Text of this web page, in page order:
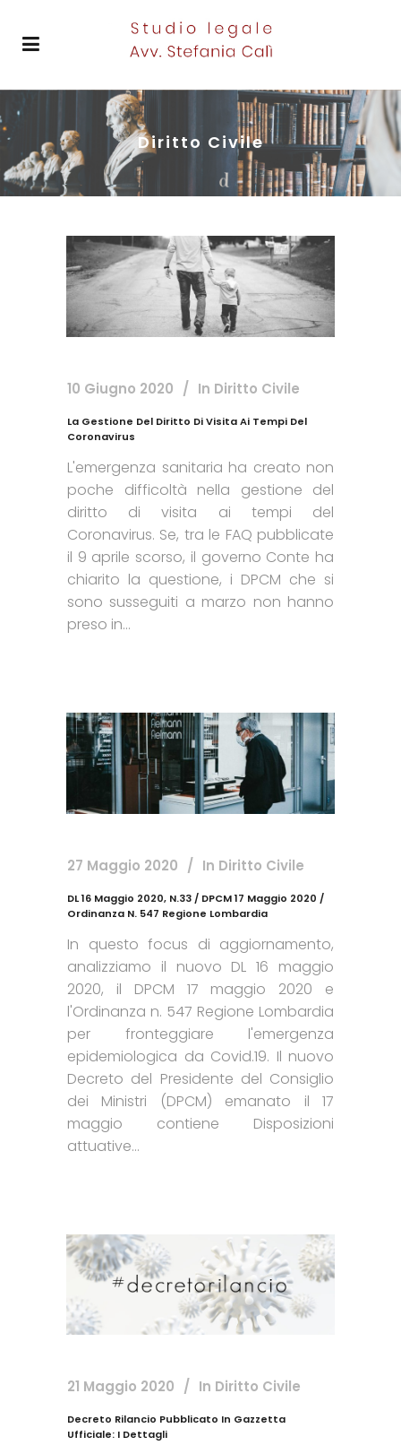
Diritto Civile
10 Giugno 2020 In Diritto Civile
La Gestione Del Diritto Di Visita Ai Tempi Del
Coronavirus
L'emergenza sanitaria ha creato non
poche difficoltà nella gestione del
diritto di visita ai tempi del
Coronavirus. Se, tra le FAQ pubblicate
il 9 aprile scorso, il governo Conte ha
chiarito la questione, i DPCM che si
sono susseguiti a marzo non hanno
preso in...
27 Maggio 2020 In Diritto Civile
DL 16 Maggio 2020, N.33 / DPCM 17 Maggio 2020 /
Ordinanza N. 547 Regione Lombardia
In questo focus di aggiornamento,
analizziamo il nuovo DL 16 maggio
2020, il DPCM 17 maggio 2020 e
l'Ordinanza n. 547 Regione Lombardia
per fronteggiare l'emergenza
epidemiologica da Covid.19. Il nuovo
Decreto del Presidente del Consiglio
dei Ministri (DPCM) emanato il 17
maggio contiene Disposizioni
attuative...
21 Maggio 2020 In Diritto Civile
Decreto Rilancio Pubblicato In Gazzetta
Ufficiale: I Dettagli